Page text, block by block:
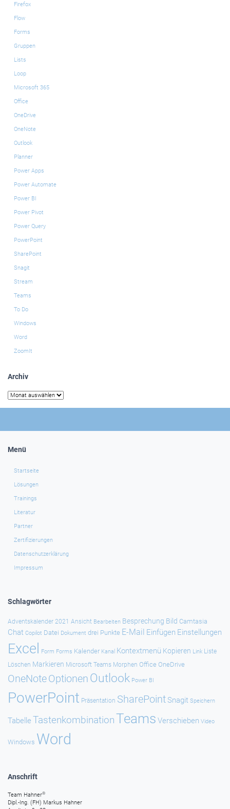
Firefox
Flow
Forms
Gruppen
Lists
Loop
Microsoft 365
Office
OneDrive
OneNote
Outlook
Planner
Power Apps
Power Automate
Power BI
Power Pivot
Power Query
PowerPoint
SharePoint
Snagit
Stream
Teams
To Do
Windows
Word
ZoomIt
Archiv
Archiv
Menü
Startseite
Lösungen
Trainings
Literatur
Partner
Zertifizierungen
Datenschutzerklärung
Impressum
Schlagwörter
Adventskalender 2021 Ansicht Bearbeiten Besprechung Bild Camtasia
Chat Copilot Datei Dokument drei Punkte E-Mail Einfügen Einstellungen
Excel Form Forms Kalender Kanal Kontextmenü Kopieren Link Liste
Löschen Markieren Microsoft Teams Morphen Office OneDrive
OneNoteOptionen Outlook Power BI
PowerPoint Präsentation SharePointSnagit Speichern
Tabelle TastenkombinationTeams Verschieben Video
Windows Word
Anschrift
Team Hahner®
Dipl.-Ing. (FH) Markus Hahner